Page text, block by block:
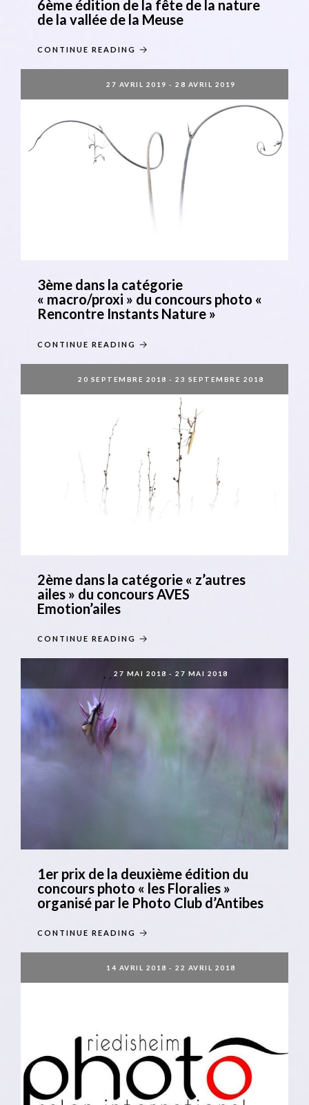
6ème édition de la fête de la nature
de la vallée de la Meuse
CONTINUE READING
27 AVRIL 2019 -28 AVRIL 2019
3ème dans la catégorie
« macro/proxi » du concours photo «
Rencontre Instants Nature »
CONTINUE READING
20 SEPTEMBRE 2018 -23 SEPTEMBRE 2018
2ème dans la catégorie « z’autres
ailes » du concours AVES
Emotion’ailes
CONTINUE READING
27 MAI 2018 -27 MAI 2018
1er prix de la deuxième édition du
concours photo « les Floralies »
organisé par le Photo Club d’Antibes
CONTINUE READING
14 AVRIL 2018 -22 AVRIL 2018